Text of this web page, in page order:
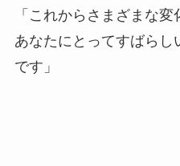
「これからさまざまな
あなたにとってすばら
です」